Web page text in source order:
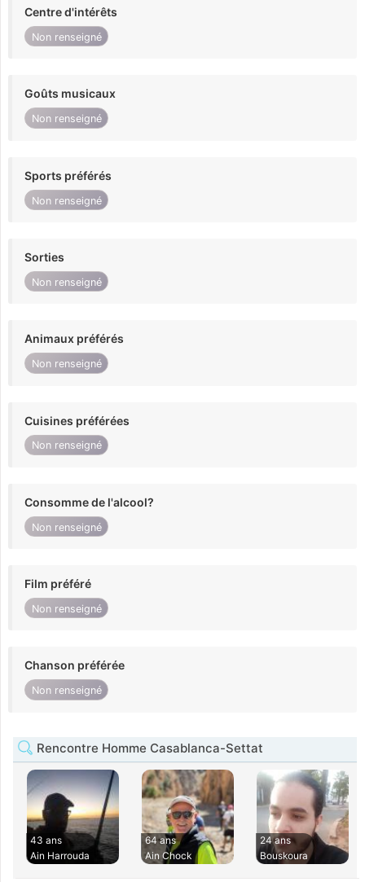
Centre d'intérêts
Non renseigné
Goûts musicaux
Non renseigné
Sports préférés
Non renseigné
Sorties
Non renseigné
Animaux préférés
Non renseigné
Cuisines préférées
Non renseigné
Consomme de l'alcool?
Non renseigné
Film préféré
Non renseigné
Chanson préférée
Non renseigné
Rencontre Homme Casablanca-Settat
43 ans
Ain Harrouda
64 ans
Ain Chock
24 ans
Bouskoura